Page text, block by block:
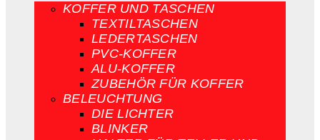
KOFFER UND TASCHEN
TEXTILTASCHEN
LEDERTASCHEN
PVC-KOFFER
ALU-KOFFER
ZUBEHÖR FÜR KOFFER
BELEUCHTUNG
DIE LICHTER
BLINKER